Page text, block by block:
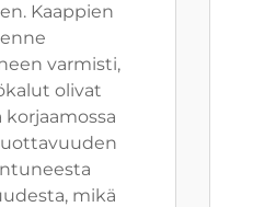
Kaappien
varmisti,
olivat
korjaamossa
mikä